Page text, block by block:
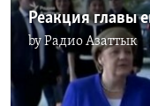
byРадио Азаттык
No